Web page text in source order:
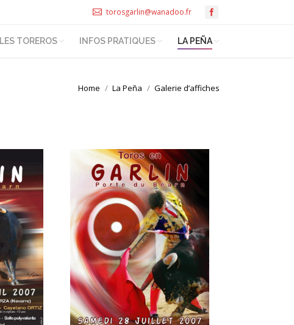
torosgarlin@wanadoo.fr
LES TOREROS INFOS PRATIQUES LA PEÑA
Home La Peña Galerie d’affiches